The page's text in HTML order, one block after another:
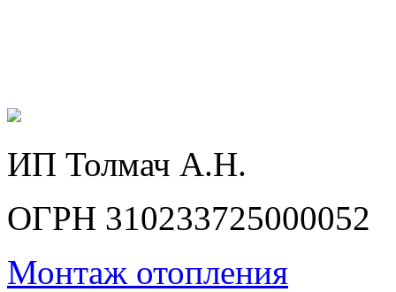
ИП Толмач А.Н.
ОГРН 310233725000052
Монтаж отопления